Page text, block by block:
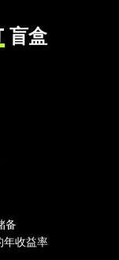
盲盒
备
年收益率